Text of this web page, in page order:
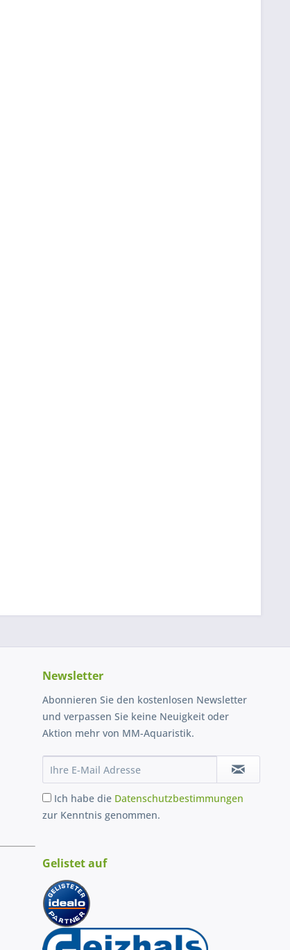
Newsletter
Abonnieren Sie den kostenlosen Newsletter
und verpassen Sie keine Neuigkeit oder
Aktion mehr von MM-Aquaristik.
Ich habe die Datenschutzbestimmungen
zur Kenntnis genommen.
Gelistet auf